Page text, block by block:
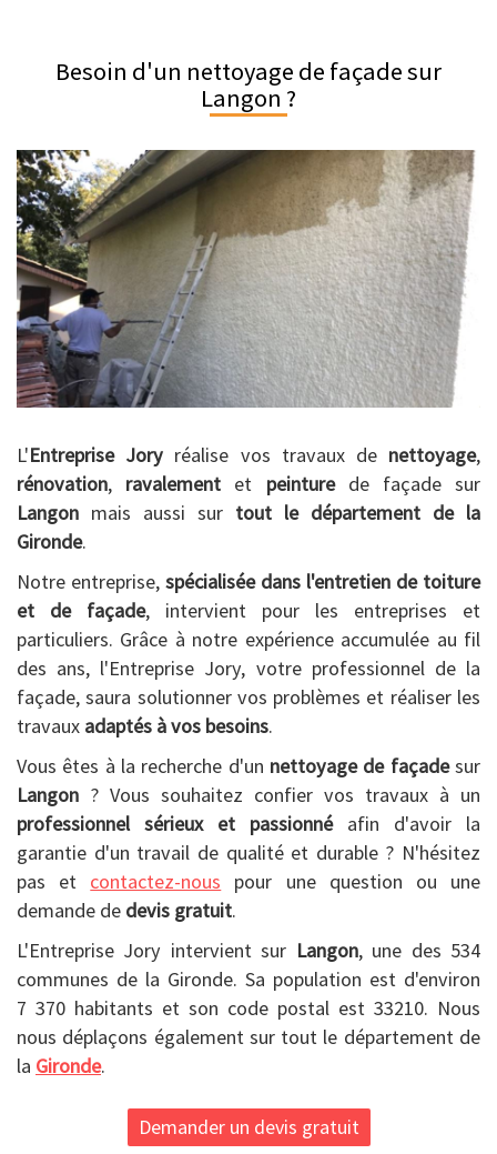
Besoin d'un nettoyage de façade sur
Langon ?
L'Entreprise Jory réalise vos travaux de nettoyage,
rénovation, ravalement et peinturede façade sur
Langon mais aussi sur tout le département de la
Gironde.
Notre entreprise, spécialisée dans l'entretien de toiture
et de façade, intervient pour les entreprises et
particuliers. Grâce à notre expérience accumulée au fil
des ans, l'Entreprise Jory, votre professionnel de la
façade, saura solutionner vos problèmes et réaliser les
travaux adaptés à vos besoins.
Vous êtes à la recherche d'un nettoyage de façadesur
Langon ? Vous souhaitez confier vos travaux à un
professionnel sérieux et passionnéafin d'avoir la
garantie d'un travail de qualité et durable ? N'hésitez
pas et contactez-nous pour une question ou une
demande de devis gratuit.
L'Entreprise Jory intervient sur Langon, une des 534
communes de la Gironde. Sa population est d'environ
7 370 habitants et son code postal est 33210. Nous
nous déplaçons également sur tout le département de
la Gironde.
Demander un devis gratuit